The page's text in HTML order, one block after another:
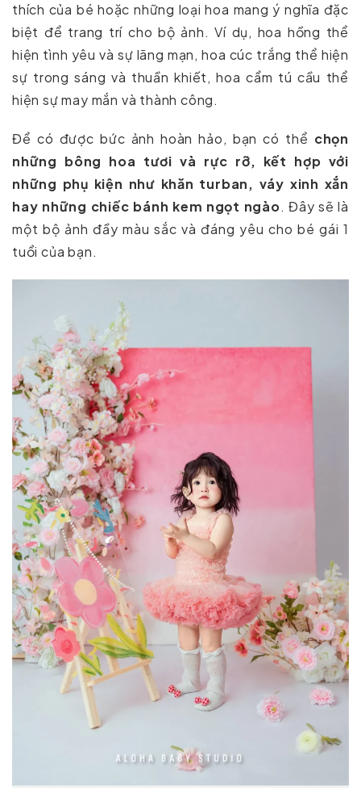
thích của bé hoặc những loại hoa mang ý nghĩa đặc
biệt để trang trí cho bộ ảnh. Ví dụ, hoa hồng thể
hiện tình yêu và sự lãng mạn, hoa cúc trắng thể hiện
sự trong sáng và thuần khiết, hoa cẩm tú cầu thể
hiện sự may mắn và thành công.
Để có được bức ảnh hoàn hảo, bạn có thể chọn
những bông hoa tươi và rực rỡ, kết hợp với
những phụ kiện như khăn turban, váy xinh xắn
hay những chiếc bánh kem ngọt ngào. Đây sẽ là
một bộ ảnh đầy màu sắc và đáng yêu cho bé gái 1
tuổi của bạn.